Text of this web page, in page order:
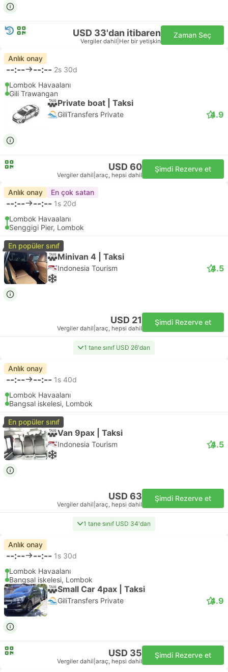
USD 33'dan itibaren
Vergiler dahil Her bir yetişkin
Zaman Seç
Anlık onay
--:-- --:-- 2s 30d
Lombok Havaalanı
Gili Trawangan
Private boat | Taksi
GiliTransfers Private 4.9
USD 60
Vergiler dahil araç, hepsi dahil
Şimdi Rezerve et
Anlık onay En çok satan
--:-- --:-- 1s 20d
Lombok Havaalanı
Senggigi Pier, Lombok
En popüler sınıf
Minivan 4 | Taksi
Indonesia Tourism 4.5
USD 21
Vergiler dahil araç, hepsi dahil
Şimdi Rezerve et
1 tane sınıf USD 26'dan
Anlık onay
--:-- --:-- 1s 40d
Lombok Havaalanı
Bangsal iskelesi, Lombok
En popüler sınıf
Van 9pax | Taksi
Indonesia Tourism 4.5
USD 63
Vergiler dahil araç, hepsi dahil
Şimdi Rezerve et
1 tane sınıf USD 34'dan
Anlık onay
--:-- --:-- 1s 30d
Lombok Havaalanı
Bangsal iskelesi, Lombok
Small Car 4pax | Taksi
GiliTransfers Private 4.9
USD 35
Vergiler dahil araç, hepsi dahil
Şimdi Rezerve et